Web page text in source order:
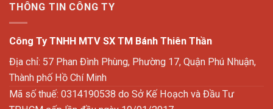
THÔNG TIN CÔNG TY
Công Ty TNHH MTV SX TM Bánh Thiên Thần
Địa chỉ: 57 Phan Đình Phùng, Phường 17, Quận Phú Nhuận,
Thành phố Hồ Chí Minh
Mã số thuế: 0314190538 do Sở Kế Hoạch và Đầu Tư